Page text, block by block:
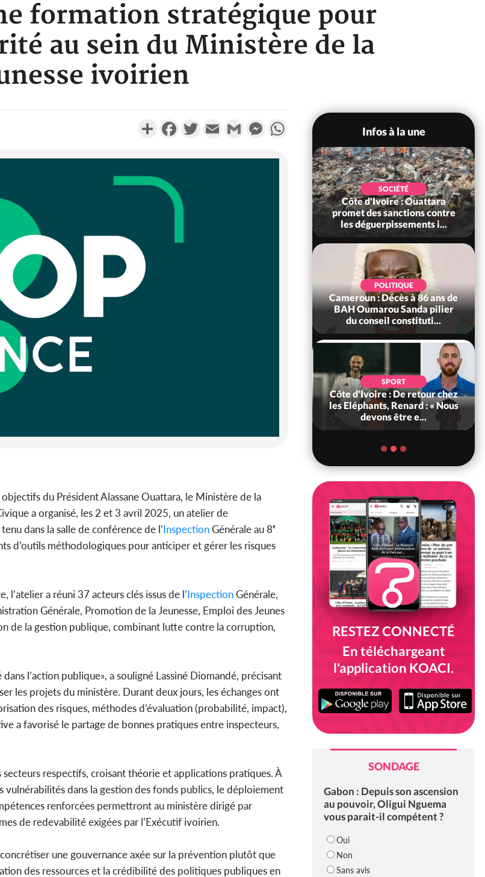
formation stratégique pour
au sein du Ministère de la
ivoirien
PartagerFacebookTwitterEmail Gmail MessengerWhatsApp
du Président Alassane Ouattara, le Ministère de la
a organisé, les 2 et 3 avril 2025, un atelier de
dans la salle de conférence de l’InspectionGénérale au 8ᵉ
d’outils méthodologiques pour anticiper et gérer les risques
l’atelier a réuni 37 acteurs clés issus de l’InspectionGénérale,
Générale, Promotion de la Jeunesse, Emploi des Jeunes
de la gestion publique, combinant lutte contre la corruption,
l’action publique», a souligné Lassiné Diomandé, précisant
les projets du ministère. Durant deux jours, les échanges ont
des risques, méthodes d’évaluation (probabilité, impact),
a favorisé le partage de bonnes pratiques entre inspecteurs,
respectifs, croisant théorie et applications pratiques. À
vulnérabilités dans la gestion des fonds publics, le déploiement
renforcées permettront au ministère dirigé par
de redevabilité exigées par l’Exécutif ivoirien.
une gouvernance axée sur la prévention plutôt que
des ressources et la crédibilité des politiques publiques en
Infos à la une
Côte d'Ivoire : Après le pari
réussi du 66e anniversaire,
SOCIÉTÉ
Côte d'Ivoire : Ouattara
promet des sanctions contre
les déguerpissements i...
POLITIQUE
Cameroun : Décès à 86 ans de
BAH Oumarou Sanda pilier
du conseil constituti...
SPORT
Côte d'Ivoire : De retour chez
les Eléphants, Renard : « Nous
devons être e...
RESTEZ CONNECTÉ
En téléchargeant
l'application KOACI.
SONDAGE
Gabon : Depuis son ascension
au pouvoir, Oligui Nguema
vous parait-il compétent ?
Oui
Non
Sans avis